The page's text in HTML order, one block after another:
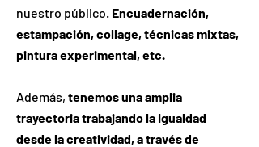
nuestro público. Encuadernación,
estampación, collage, técnicas mixtas,
pintura experimental, etc.
Además, tenemos una amplia
trayectoria trabajando la Igualdad
desde la creatividad, a través de